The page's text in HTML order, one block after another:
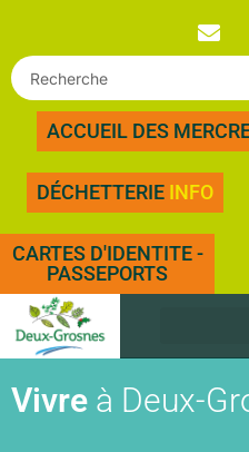
CARTES D'IDENTITE -
PASSEPORTS
DÉCHETTERIE INFO
ACCUEIL DES
Vivre à Deux-